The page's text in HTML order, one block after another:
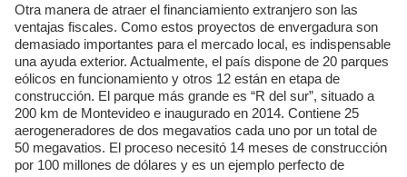
Otra manera de atraer el financiamiento extranjero son las
ventajas fiscales. Como estos proyectos de envergadura son
demasiado importantes para el mercado local, es indispensable
una ayuda exterior. Actualmente, el país dispone de 20 parques
eólicos en funcionamiento y otros 12 están en etapa de
construcción. El parque más grande es “R del sur”, situado a
200 km de Montevideo e inaugurado en 2014. Contiene 25
aerogeneradores de dos megavatios cada uno por un total de
50 megavatios. El proceso necesitó 14 meses de construcción
por 100 millones de dólares y es un ejemplo perfecto de